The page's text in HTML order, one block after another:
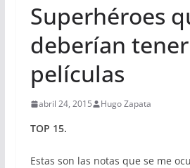
Superhéroes
deberían tener
películas
abril 24, 2015 Hugo Zapata
TOP 15.
Estas son las notas que se me